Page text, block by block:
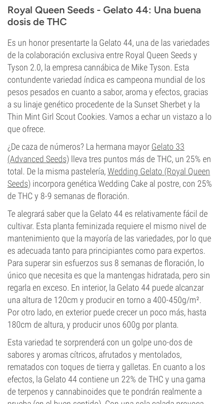
Royal Queen Seeds - Gelato 44: Una buena
dosis de THC
Es un honor presentarte la Gelato 44, una de las variedades
de la colaboración exclusiva entre Royal Queen Seeds y
Tyson 2.0, la empresa cannábica de Mike Tyson. Esta
contundente variedad índica es campeona mundial de los
pesos pesados en cuanto a sabor, aroma y efectos, gracias
a su linaje genético procedente de la Sunset Sherbet y la
Thin Mint Girl Scout Cookies. Vamos a echar un vistazo a lo
que ofrece.
¿De caza de números? La hermana mayor Gelato 33
(Advanced Seeds) lleva tres puntos más de THC, un 25% en
total. De la misma pastelería,Wedding Gelato (Royal Queen
Seeds) incorpora genética Wedding Cake al postre, con 25%
de THC y 8-9 semanas de floración.
Te alegrará saber que la Gelato 44 es relativamente fácil de
cultivar. Esta planta feminizada requiere el mismo nivel de
mantenimiento que la mayoría de las variedades, por lo que
es adecuada tanto para principiantes como para expertos.
Para superar sin esfuerzos sus 8 semanas de floración, lo
único que necesita es que la mantengas hidratada, pero sin
regarla en exceso. En interior, la Gelato 44 puede alcanzar
una altura de 120cm y producir en torno a 400-450g/m².
Por otro lado, en exterior puede crecer un poco más, hasta
180cm de altura, y producir unos 600g por planta.
Esta variedad te sorprenderá con un golpe uno-dos de
sabores y aromas cítricos, afrutados y mentolados,
rematados con toques de tierra y galletas. En cuanto a los
efectos, la Gelato 44 contiene un 22% de THC y una gama
de terpenos y cannabinoides que te pondrán realmente a